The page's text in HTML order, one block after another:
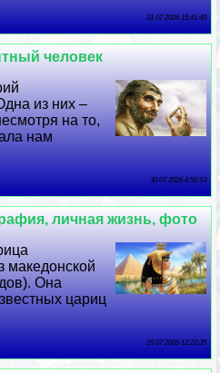
31 07 2026 15:41:40
человек
из них –
на то,
нам
30 07 2026 4:50:13
личная жизнь, фото
македонской
Она
цариц
29 07 2026 12:22:35